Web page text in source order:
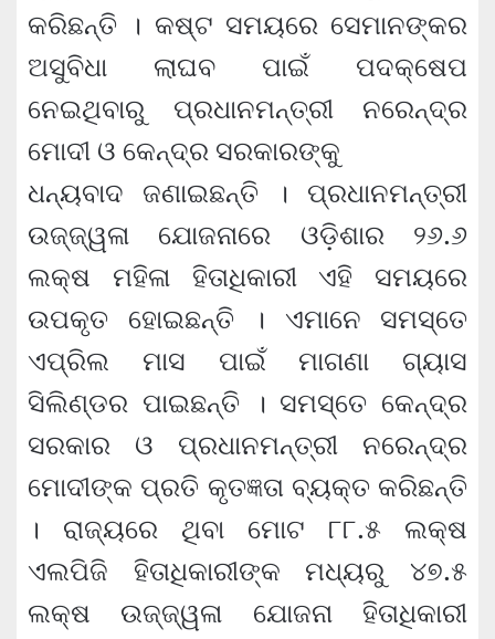
କରିଛନ୍ତି । କଷ୍ଟ ସମୟରେ ସେମାନଙ୍କର
ଅସୁବିଧା ଲାଘବ ପାଇଁ ପଦକ୍ଷେପ
ନେଇଥିବାରୁ ପ୍ରଧାନମନ୍ତ୍ରୀ ନରେନ୍ଦ୍ର
ମୋଦୀ ଓ କେନ୍ଦ୍ର ସରକାରଙ୍କୁ
ଧନ୍ୟବାଦ ଜଣାଇଛନ୍ତି । ପ୍ରଧାନମନ୍ତ୍ରୀ
ଉଜ୍ଜ୍ୱଳା ଯୋଜନାରେ ଓଡ଼ିଶାର ୨୬.୬
ଲକ୍ଷ ମହିଳା ହିତାଧିକାରୀ ଏହି ସମୟରେ
ଉପକୃତ ହୋଇଛନ୍ତି । ଏମାନେ ସମସ୍ତେ
ଏପ୍ରିଲ ମାସ ପାଇଁ ମାଗଣା ଗ୍ୟାସ
ସିଲିଣ୍ଡର ପାଇଛନ୍ତି । ସମସ୍ତେ କେନ୍ଦ୍ର
ସରକାର ଓ ପ୍ରଧାନମନ୍ତ୍ରୀ ନରେନ୍ଦ୍ର
ମୋଦୀଙ୍କ ପ୍ରତି କୃତଜ୍ଞତା ବ୍ୟକ୍ତ କରିଛନ୍ତି
। ରାଜ୍ୟରେ ଥିବା ମୋଟ ୮୮.୫ ଲକ୍ଷ
ଏଲପିଜି ହିତାଧିକାରୀଙ୍କ ମଧ୍ୟରୁ ୪୭.୫
ଲକ୍ଷ ଉଜ୍ଜ୍ୱଳା ଯୋଜନା ହିତାଧିକାରୀ